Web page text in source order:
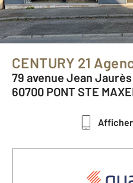
CENTURY 21
79 avenue Jean Jaurès
60700 PONT STE